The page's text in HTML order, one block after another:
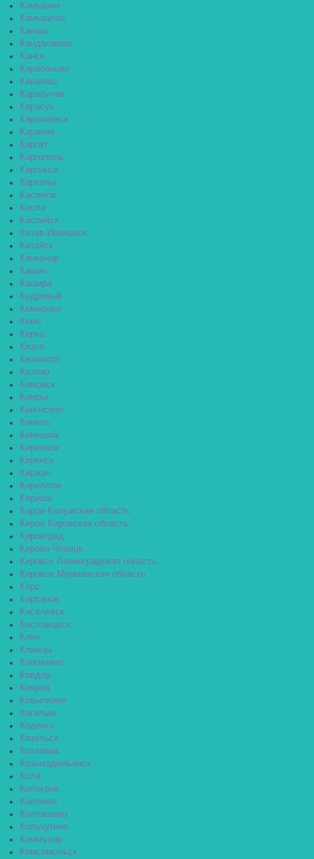
Камышин
Камышлов
Канаш
Кандалакша
Канск
Карабаново
Карабаш
Карабулак
Карасук
Карачаевск
Карачев
Каргат
Каргополь
Карпинск
Карталы
Касимов
Касли
Каспийск
Катав-Ивановск
Катайск
Качканар
Кашин
Кашира
Кедровый
Кемерово
Кемь
Керчь
Кизел
Кизилюрт
Кизляр
Кимовск
Кимры
Кингисепп
Кинель
Кинешма
Киреевск
Киренск
Киржач
Кириллов
Кириши
Киров Калужская область
Киров Кировская область
Кировград
Кирово-Чепецк
Кировск Ленинградская область
Кировск Мурманская область
Кирс
Кирсанов
Киселёвск
Кисловодск
Клин
Клинцы
Княгинино
Ковдор
Ковров
Ковылкино
Когалым
Кодинск
Козельск
Козловка
Козьмодемьянск
Кола
Кологрив
Коломна
Колпашево
Кольчугино
Коммунар
Комсомольск